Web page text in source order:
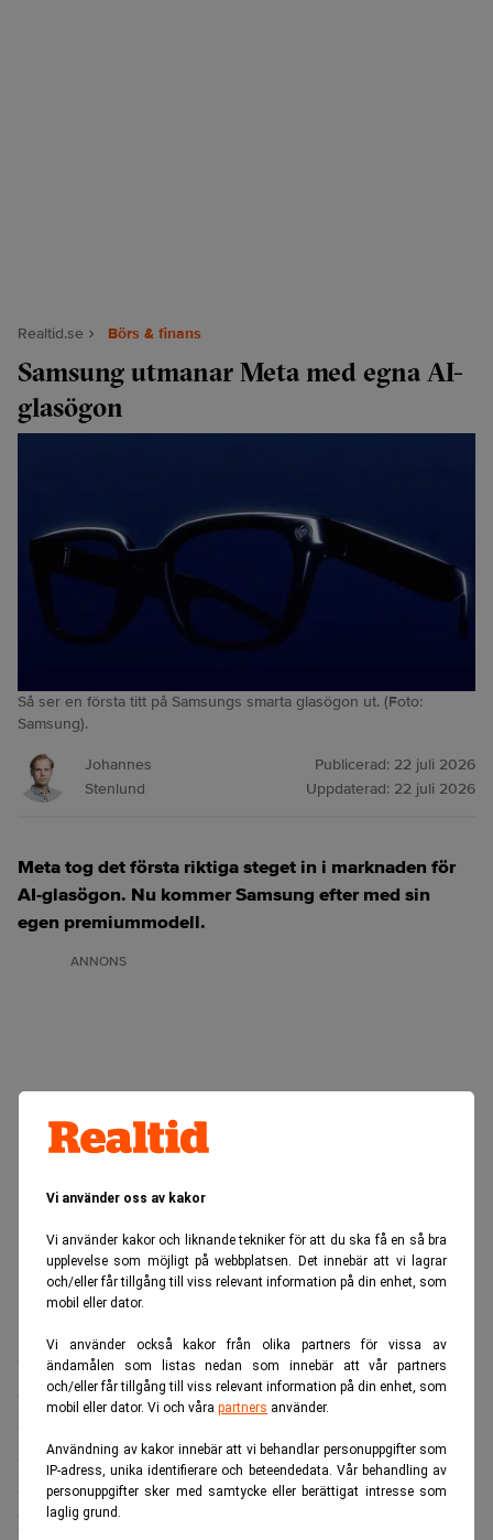
Vi använder oss av kakor
Vi använder kakor och liknande tekniker för att du ska få en så bra
upplevelse som möjligt på webbplatsen. Det innebär att vi lagrar
och/eller får tillgång till viss relevant information på din enhet, som
mobil eller dator.
Vi använder också kakor från olika partners för vissa av
ändamålen som listas nedan som innebär att vår partners
och/eller får tillgång till viss relevant information på din enhet, som
mobil eller dator. Vi och våra partners använder.
Användning av kakor innebär att vi behandlar personuppgifter som
IP-adress, unika identifierare och beteendedata. Vår behandling av
personuppgifter sker med samtycke eller berättigat intresse som
laglig grund.
Realtid.se Börs & finans
Samsung utmanar Meta med egna AI-
glasögon
Så ser en första titt på Samsungs smarta glasögon ut. (Foto:
Samsung).
Johannes
Stenlund
Publicerad: 22 juli 2026
Uppdaterad: 22 juli 2026
Meta tog det första riktiga steget in i marknaden för
AI-glasögon. Nu kommer Samsung efter med sin
egen premiummodell.
ANNONS
Samsung har presenterat fler detaljer om sina kommande
AI-utrustade smarta glasögon.
De tar därmed sikte på en marknad som i dag domineras av
Meta.
Lanseringen är planerad till hösten och produkten ska
positioneras i premiumsegmentet.